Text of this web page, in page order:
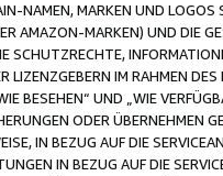
NAMEN, MARKEN UND
AMAZON-MARKEN) UND DIE
SCHUTZRECHTE,
LIZENZGEBERN IM RAHMEN
BESEHEN“ UND „WIE
ODER ÜBERNEHMEN
IN BEZUG AUF DIE
IN BEZUG AUF DIE